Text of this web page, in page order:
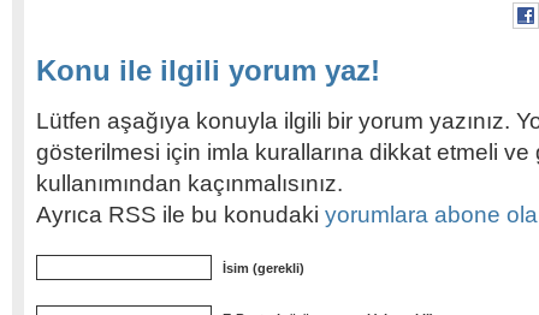
Konu ile ilgili yorum yaz!
Lütfen aşağıya konuyla ilgili bir yorum yazınız.
gösterilmesi için imla kurallarına dikkat etmeli
kullanımından kaçınmalısınız.
Ayrıca RSS ile bu konudaki yorumlara abone
İsim (gerekli)